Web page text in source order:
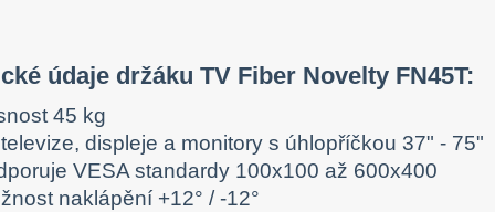
údaje držáku TV Fiber Novelty FN45T:
45 kg
displeje a monitory s úhlopříčkou 37" - 75"
VESA standardy 100x100 až 600x400
naklápění +12° / -12°